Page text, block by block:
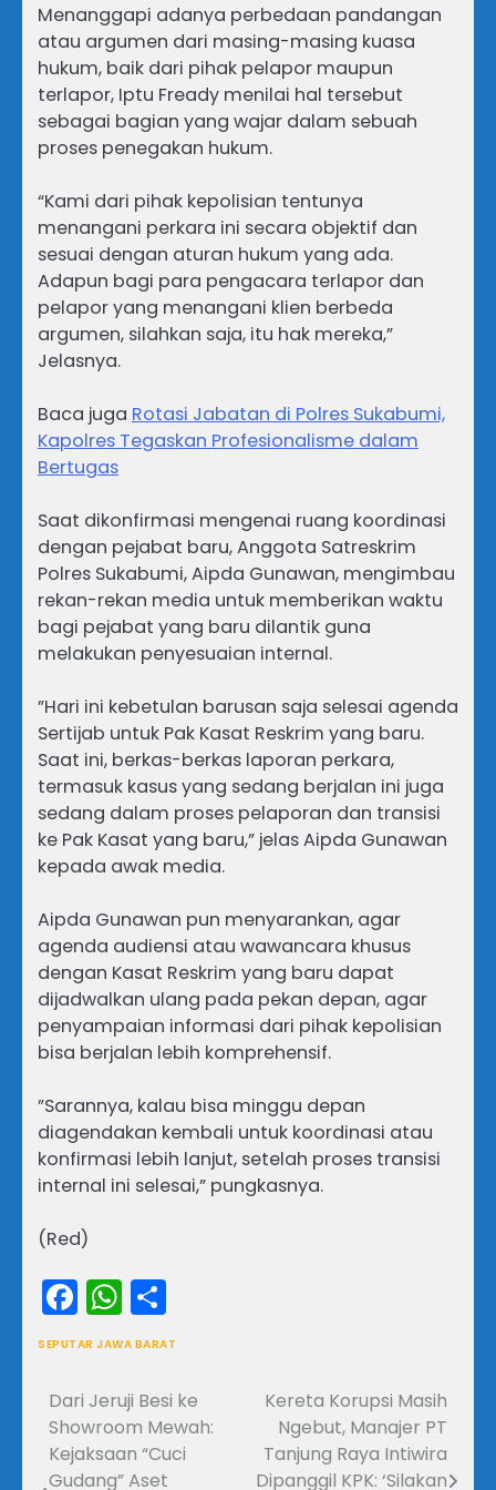
​Menanggapi adanya perbedaan pandangan
atau argumen dari masing-masing kuasa
hukum, baik dari pihak pelapor maupun
terlapor, Iptu Fready menilai hal tersebut
sebagai bagian yang wajar dalam sebuah
proses penegakan hukum.
“Kami dari pihak kepolisian tentunya
menangani perkara ini secara objektif dan
sesuai dengan aturan hukum yang ada.
Adapun bagi para pengacara terlapor dan
pelapor yang menangani klien berbeda
argumen, silahkan saja, itu hak mereka,”
Jelasnya.
Baca juga Rotasi Jabatan di Polres Sukabumi,
Kapolres Tegaskan Profesionalisme dalam
Bertugas
​Saat dikonfirmasi mengenai ruang koordinasi
dengan pejabat baru, Anggota Satreskrim
Polres Sukabumi, Aipda Gunawan, mengimbau
rekan-rekan media untuk memberikan waktu
bagi pejabat yang baru dilantik guna
melakukan penyesuaian internal.
​”Hari ini kebetulan barusan saja selesai agenda
Sertijab untuk Pak Kasat Reskrim yang baru.
Saat ini, berkas-berkas laporan perkara,
termasuk kasus yang sedang berjalan ini juga
sedang dalam proses pelaporan dan transisi
ke Pak Kasat yang baru,” jelas Aipda Gunawan
kepada awak media.
​Aipda Gunawan pun menyarankan, agar
agenda audiensi atau wawancara khusus
dengan Kasat Reskrim yang baru dapat
dijadwalkan ulang pada pekan depan, agar
penyampaian informasi dari pihak kepolisian
bisa berjalan lebih komprehensif.
​”Sarannya, kalau bisa minggu depan
diagendakan kembali untuk koordinasi atau
konfirmasi lebih lanjut, setelah proses transisi
internal ini selesai,” pungkasnya.
(Red)
Facebook
WhatsApp
SEPUTAR JAWA BARAT
Navigasi
pos
Dari Jeruji Besi ke
Showroom Mewah:
Kejaksaan “Cuci
Gudang” Aset
Kereta Korupsi Masih
Ngebut, Manajer PT
Tanjung Raya Intiwira
Dipanggil KPK: ‘Silakan